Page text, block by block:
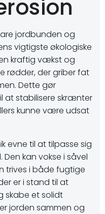
jordbunden og
vigtigste økologiske
kraftig vækst og
der griber fat
Dette gør
at stabilisere skrænter
kunne være udsat
evne til at tilpasse sig
kan vokse i såvel
trives i både fugtige
er i stand til at
skabe et solidt
jorden sammen og